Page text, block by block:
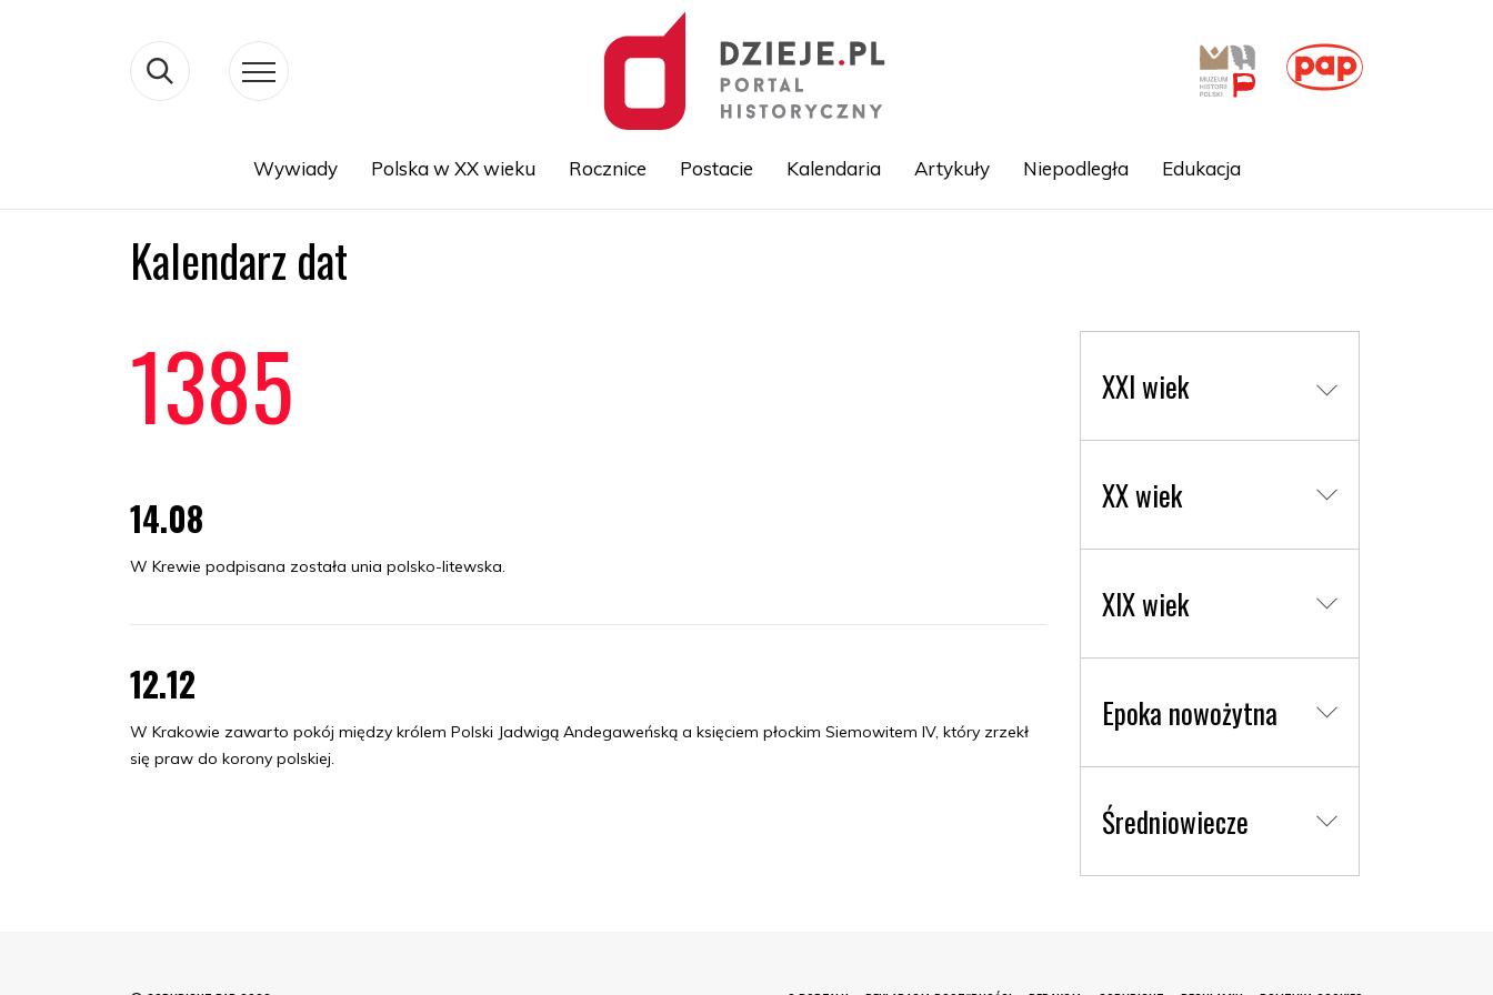
Wywiady Polska w XX wieku Rocznice Postacie Kalendaria Artykuły Niepodległa Edukacja
Kalendarz dat
1385
14.08
W Krewie podpisana została unia polsko-litewska.
12.12
W Krakowie zawarto pokój między królem Polski Jadwigą Andegaweńską a księciem płockim Siemowitem IV, który zrzekł
się praw do korony polskiej.
XXI wiek
XX wiek
XIX wiek
Epoka nowożytna
Średniowiecze